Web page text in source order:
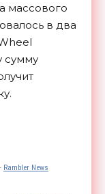
массового
в два
сумму
Rambler News